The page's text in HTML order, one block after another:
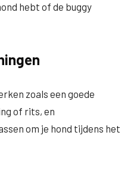
hebt of de buggy
zoals een goede
of rits, en
om je hond tijdens het